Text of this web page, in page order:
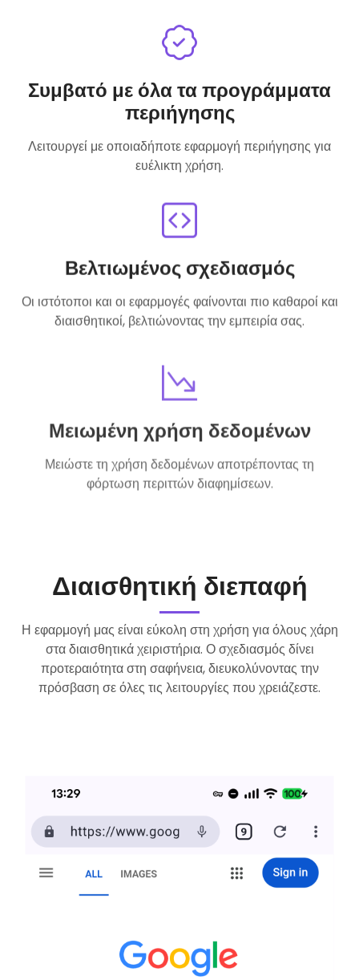
Συμβατό με όλα τα προγράμματα
περιήγησης
Λειτουργεί με οποιαδήποτε εφαρμογή περιήγησης για
ευέλικτη χρήση.
Βελτιωμένος σχεδιασμός
Οι ιστότοποι και οι εφαρμογές φαίνονται πιο καθαροί και
διαισθητικοί, βελτιώνοντας την εμπειρία σας.
Μειωμένη χρήση δεδομένων
φόρτωση περιττών διαφημίσεων.
Διαισθητική διεπαφή
Η εφαρμογή μας είναι εύκολη στη χρήση για όλους χάρη
στα διαισθητικά χειριστήρια. Ο σχεδιασμός δίνει
προτεραιότητα στη σαφήνεια, διευκολύνοντας την
πρόσβαση σε όλες τις λειτουργίες που χρειάζεστε.